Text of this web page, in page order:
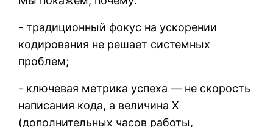
- традиционный фокус на ускорении
кодирования не решает системных
проблем;
- ключевая метрика успеха — не скорость
написания кода, а величина X
(дополнительных часов работы,